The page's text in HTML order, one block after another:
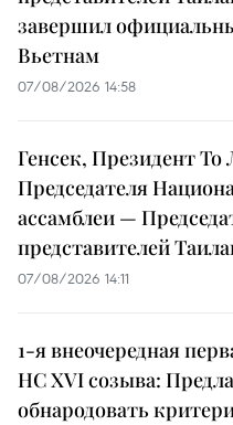
завершил
Вьетнам
07/08/2026 14:58
Генсек, Президент
Председателя
ассамблеи —
представителей
07/08/2026 14:11
1-я внеочередная
НС XVI созыва:
обнародовать